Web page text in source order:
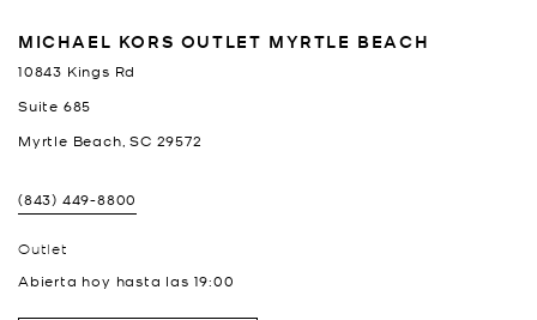
MICHAEL KORS OUTLET MYRTLE BEACH
10843 Kings Rd
Suite 685
Myrtle Beach SC 29572
(843) 449-8800
Outlet
Abierta hoy hasta las 19:00